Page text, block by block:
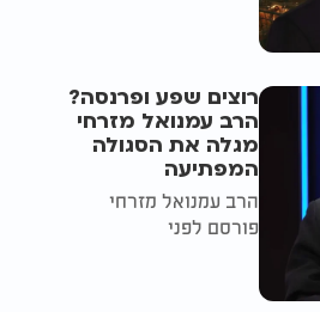
רוצים שפע ופרנסה?
הרב עמנואל מזרחי
מגלה את הסגולה
המפתיעה
הרב עמנואל מזרחי
פורסם לפני